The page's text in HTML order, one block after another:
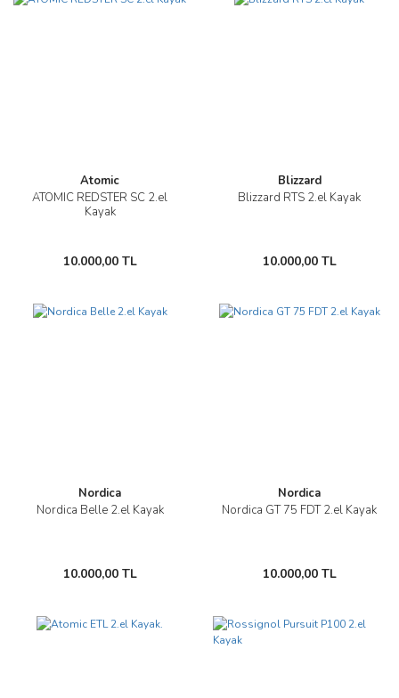
Atomic
ATOMIC REDSTER SC 2.el
Kayak
10.000,00 TL
Blizzard
Blizzard RTS 2.el Kayak
10.000,00 TL
Nordica
Nordica Belle 2.el Kayak
10.000,00 TL
Nordica
Nordica GT 75 FDT 2.el Kayak
10.000,00 TL